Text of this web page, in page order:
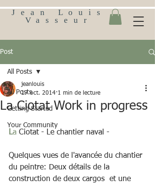
Jean Louis
Vasseur
Post
All Posts
Getting Started
Your Community
All Posts
​La Ciotat Work in progress
jeanlouis
17 oct. 2014 1 min de lecture
La Ciotat - Le chantier naval -
Quelques vues de l'avancée du chantier
du peintre: Deux détails de la
construction de deux cargos  et une